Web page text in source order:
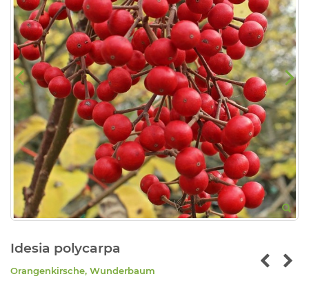
Idesia polycarpa
Orangenkirsche, Wunderbaum